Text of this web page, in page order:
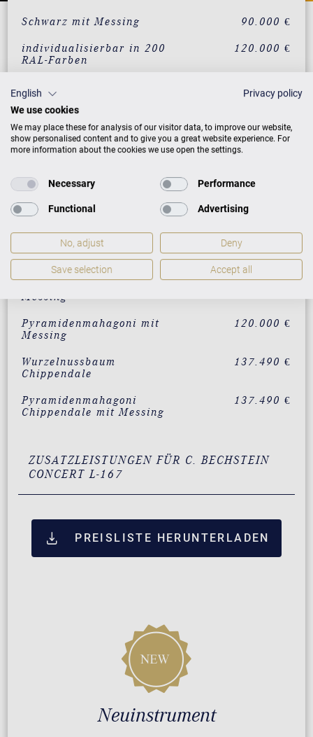
Schwarz mit Messing 90.000 €
individualisierbar in 200
RAL-Farben
120.000 €
Weiß mit Messing 95.000 €
Nussbaum mit Messing
Mahagoni mit Messing 105.000 €
Wurzelnussbaum mit
Messing
Vavona mit Messing 120.000 €
Makassar mit Messing 120.000 €
Messing
Pyramidenmahagoni mit
Messing
120.000 €
Wurzelnussbaum
Chippendale
137.490 €
Pyramidenmahagoni
Chippendale mit Messing
137.490 €
ZUSATZLEISTUNGEN FÜR C. BECHSTEIN
CONCERT L-167
PREISLISTE HERUNTERLADEN
Neuinstrument
English
Privacy policy
We use cookies
We may place these for analysis of our visitor data, to improve our website,
show personalised content and to give you a great website experience. For
more information about the cookies we use open the settings.
Necessary Performance
Functional Advertising
No, adjust Deny
Save selection Accept all